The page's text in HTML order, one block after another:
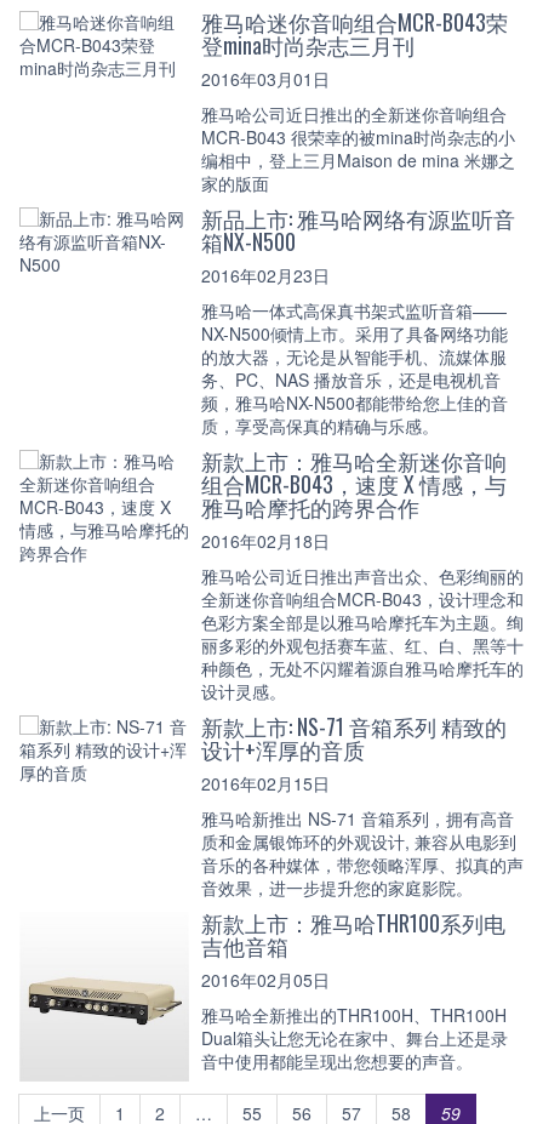
雅马哈迷你音响组合MCR-B043荣
登mina时尚杂志三月刊
2016年03月01日
雅马哈公司近日推出的全新迷你音响组合
MCR-B043 很荣幸的被mina时尚杂志的小
编相中，登上三月Maison de mina 米娜之
家的版面
新品上市: 雅马哈网络有源监听音
箱NX-N500
2016年02月23日
雅马哈一体式高保真书架式监听音箱——
NX-N500倾情上市。采用了具备网络功能
的放大器，无论是从智能手机、流媒体服
务、PC、NAS 播放音乐，还是电视机音
频，雅马哈NX-N500都能带给您上佳的音
质，享受高保真的精确与乐感。
新款上市：雅马哈全新迷你音响
组合MCR-B043，速度 X 情感，与
雅马哈摩托的跨界合作
2016年02月18日
雅马哈公司近日推出声音出众、色彩绚丽的
全新迷你音响组合MCR-B043，设计理念和
色彩方案全部是以雅马哈摩托车为主题。绚
丽多彩的外观包括赛车蓝、红、白、黑等十
种颜色，无处不闪耀着源自雅马哈摩托车的
设计灵感。
新款上市: NS-71 音箱系列 精致的
设计+浑厚的音质
2016年02月15日
雅马哈新推出 NS-71 音箱系列，拥有高音
质和金属银饰环的外观设计, 兼容从电影到
音乐的各种媒体，带您领略浑厚、拟真的声
音效果，进一步提升您的家庭影院。
新款上市：雅马哈THR100系列电
吉他音箱
2016年02月05日
雅马哈全新推出的THR100H、THR100H
Dual箱头让您无论在家中、舞台上还是录
音中使用都能呈现出您想要的声音。
上一页 1 2 … 55 56 57 58
59